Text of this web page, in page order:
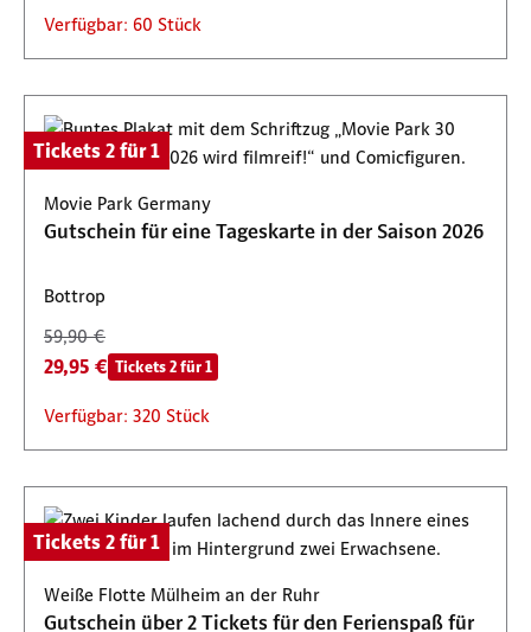
Verfügbar: 60 Stück
Tickets 2 für 1
Movie Park Germany
Gutschein für eine Tageskarte in der Saison 2026
Bottrop
59,90 €
29,95 € Tickets 2 für 1
Verfügbar: 320 Stück
Tickets 2 für 1
Weiße Flotte Mülheim an der Ruhr
Gutschein über 2 Tickets für den Ferienspaß für